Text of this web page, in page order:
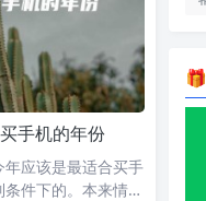
手机的年份
应该是最适合买手
件下的。本来情况